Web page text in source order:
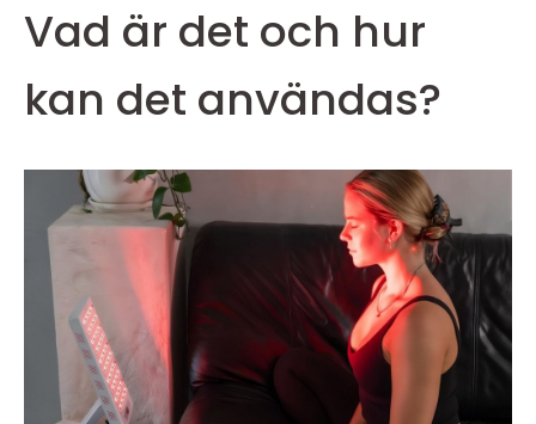
Vad är det och hur
kan det användas?